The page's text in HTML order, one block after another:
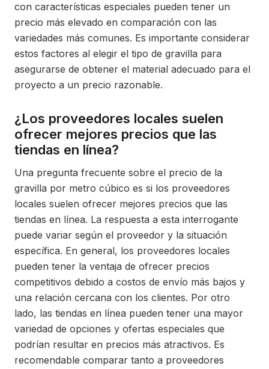
con características especiales pueden tener un
precio más elevado en comparación con las
variedades más comunes. Es importante considerar
estos factores al elegir el tipo de gravilla para
asegurarse de obtener el material adecuado para el
proyecto a un precio razonable.
¿Los proveedores locales suelen
ofrecer mejores precios que las
tiendas en línea?
Una pregunta frecuente sobre el precio de la
gravilla por metro cúbico es si los proveedores
locales suelen ofrecer mejores precios que las
tiendas en línea. La respuesta a esta interrogante
puede variar según el proveedor y la situación
específica. En general, los proveedores locales
pueden tener la ventaja de ofrecer precios
competitivos debido a costos de envío más bajos y
una relación cercana con los clientes. Por otro
lado, las tiendas en línea pueden tener una mayor
variedad de opciones y ofertas especiales que
podrían resultar en precios más atractivos. Es
recomendable comparar tanto a proveedores